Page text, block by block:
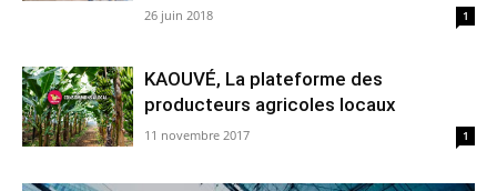
26 juin 2018 1
KAOUVÉ, La plateforme des
producteurs agricoles locaux
11 novembre 2017 1